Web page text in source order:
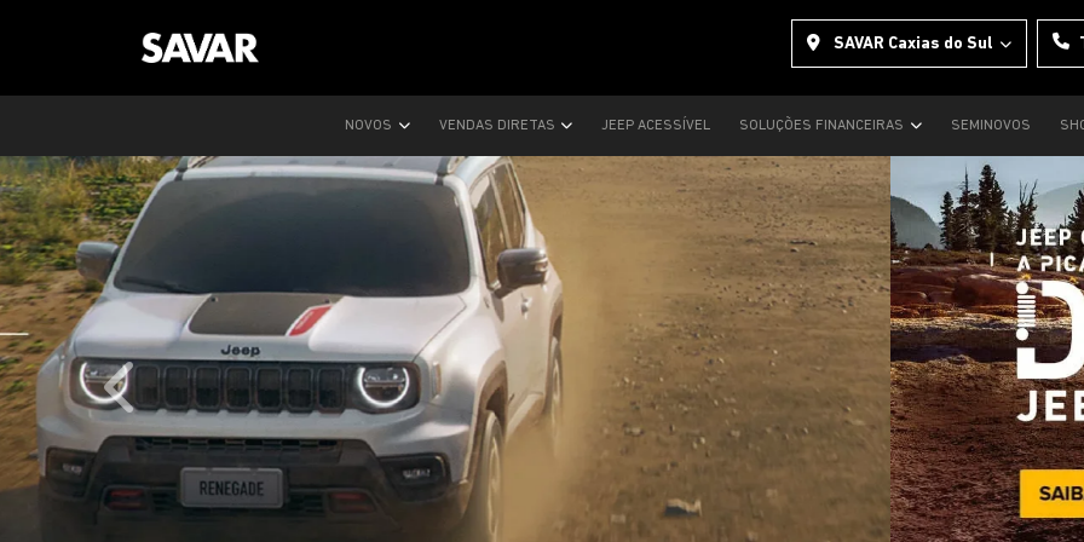
SAVAR Caxias do Sul
NOVOS VENDAS DIRETAS JEEP ACESSÍVEL SOLUÇÕES FINANCEIRAS SEMINOVOS
templates.template-01.components.carousel.texts.control_prev